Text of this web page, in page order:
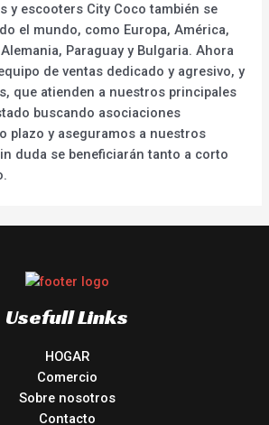
y escooters City Coco también se
el mundo, como Europa, América,
Paraguay y Bulgaria. Ahora
de ventas dedicado y agresivo, y
que atienden a nuestros principales
buscando asociaciones
plazo y aseguramos a nuestros
duda se beneficiarán tanto a corto
Usefull Links
HOGAR
Comercio
Sobre nosotros
Contacto